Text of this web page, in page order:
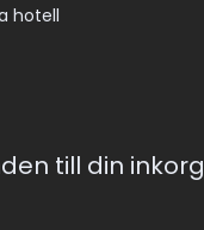
hotell
till din inkorg